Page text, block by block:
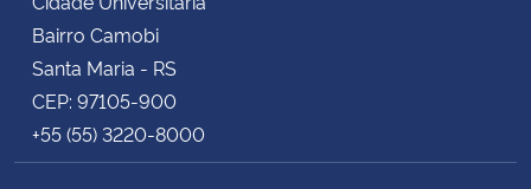
Bairro Camobi
Santa Maria - RS
CEP: 97105-900
+55 (55) 3220-8000